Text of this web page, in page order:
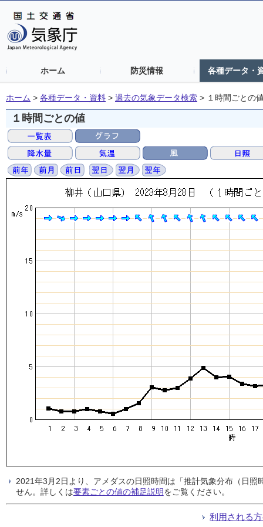
ホーム 防災情報 各種データ・
ホーム > 各種データ・資料 > 過去の気象データ検索 > １時間ごとの
１時間ごとの値
2021年3月2日より、アメダスの日照時間は「推計気象分布（日
せん。詳しくは要素ごとの値の補足説明をご覧ください。
利用される